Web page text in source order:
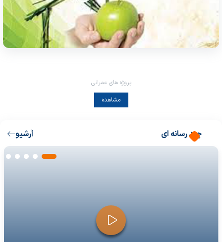
پروژه های عمرانی
مشاهده
چند رسانه ای آرشیو